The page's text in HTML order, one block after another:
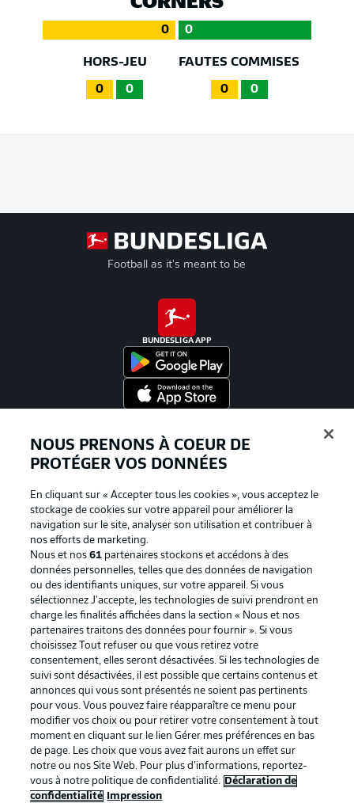
0 0
HORS-JEU
0 0
FAUTES COMMISES
0 0
Football as it's meant to be
BUNDESLIGA APP
La publicité Conditions d’utilisation des
Mentions Légales Gérer mes préférences
Déclaration de
confidentialité
Diffuseurs
Travaux Contact
Impression Joueurs
NOUS PRENONS À COEUR DE
PROTÉGER VOS DONNÉES
En cliquant sur « Accepter tous les cookies », vous acceptez le
stockage de cookies sur votre appareil pour améliorer la
navigation sur le site, analyser son utilisation et contribuer à
nos efforts de marketing.
Nous et nos61 partenaires stockons et accédons à des
données personnelles, telles que des données de navigation
ou des identifiants uniques, sur votre appareil. Si vous
sélectionnez J'accepte, les technologies de suivi prendront en
charge les finalités affichées dans la section « Nous et nos
partenaires traitons des données pour fournir ». Si vous
choisissez Tout refuser ou que vous retirez votre
consentement, elles seront désactivées. Si les technologies de
suivi sont désactivées, il est possible que certains contenus et
annonces qui vous sont présentés ne soient pas pertinents
pour vous. Vous pouvez faire réapparaître ce menu pour
modifier vos choix ou pour retirer votre consentement à tout
moment en cliquant sur le lien Gérer mes préférences en bas
de page. Les choix que vous avez fait aurons un effet sur
notre ou nos Site Web. Pour plus d’informations, reportez-
vous à notre politique de confidentialité.
Déclaration de
confidentialité
Impression